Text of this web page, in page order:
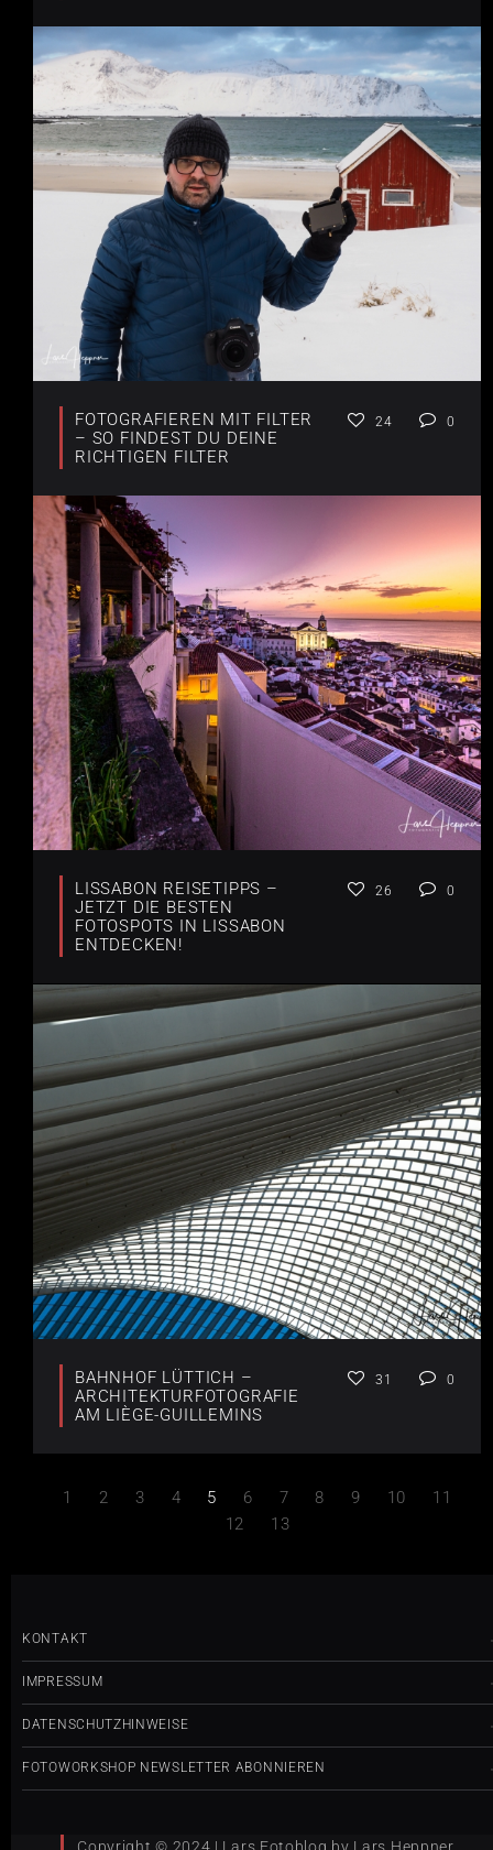
FOTOGRAFIEREN MIT FILTER
– SO FINDEST DU DEINE
RICHTIGEN FILTER
24 0
LISSABON REISETIPPS –
JETZT DIE BESTEN
FOTOSPOTS IN LISSABON
ENTDECKEN!
26 0
BAHNHOF LÜTTICH –
ARCHITEKTURFOTOGRAFIE
AM LIÈGE-GUILLEMINS
31 0
1 2 3 4 5 6 7 8 9 10
11
12
13
KONTAKT
IMPRESSUM
DATENSCHUTZHINWEISE
FOTOWORKSHOP NEWSLETTER ABONNIEREN